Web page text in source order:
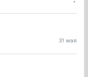
31 мая